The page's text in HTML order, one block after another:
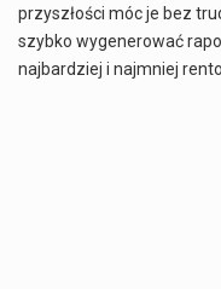
przyszłości móc je bez
szybko wygenerować
najbardziej i najmniej